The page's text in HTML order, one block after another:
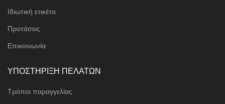
Ιδιωτική ετικέτα
Προτάσεις
Επικοινωνία
ΥΠΟΣΤΗΡΙΞΗ ΠΕΛΑΤΩΝ
Τρόποι παραγγελίας